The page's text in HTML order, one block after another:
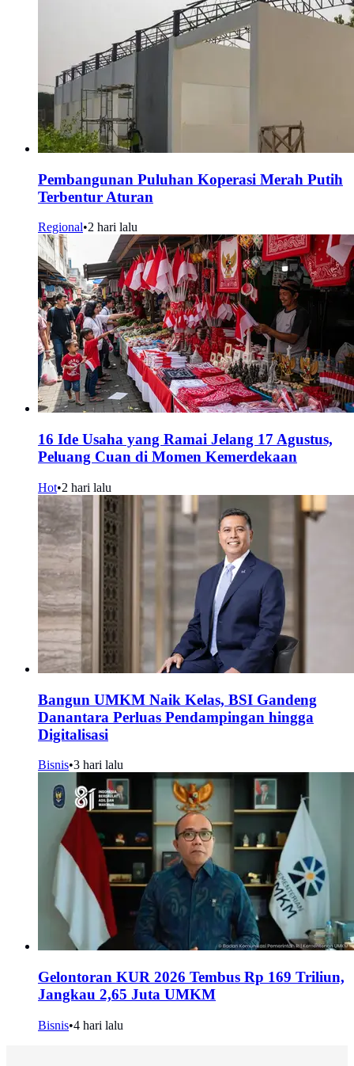
Pembangunan Puluhan Koperasi Merah Putih
Terbentur Aturan
Regional•2 hari lalu
16 Ide Usaha yang Ramai Jelang 17 Agustus,
Peluang Cuan di Momen Kemerdekaan
Hot•2 hari lalu
Bangun UMKM Naik Kelas, BSI Gandeng
Danantara Perluas Pendampingan hingga
Digitalisasi
Bisnis•3 hari lalu
Gelontoran KUR 2026 Tembus Rp 169 Triliun,
Jangkau 2,65 Juta UMKM
Bisnis•4 hari lalu